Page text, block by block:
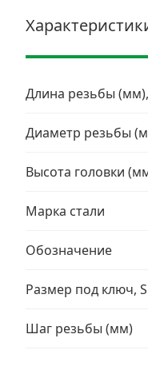
Длина резьбы
Диаметр резьбы
Высота головки
Марка стали
Обозначение
Размер под ключ, S
Шаг резьбы (мм)